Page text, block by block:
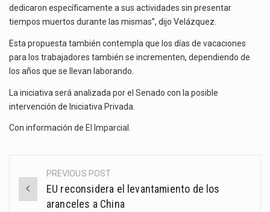
dedicaron específicamente a sus actividades sin presentar
tiempos muertos durante las mismas”, dijo Velázquez.
Esta propuesta también contempla que los días de vacaciones
para los trabajadores también se incrementen, dependiendo de
los años que se llevan laborando.
La iniciativa será analizada por el Senado con la posible
intervención de Iniciativa Privada.
Con información de El Imparcial
Post
navigation
PREVIOUS POST
EU reconsidera el levantamiento de los
aranceles a China